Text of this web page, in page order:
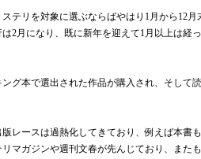
テリを対象に選ぶならばやはり1月から12
2月になり、既に新年を迎えて1月以上は経
グ本で選出された作品が購入され、そして
レースは過熱化してきており、例えば本書
マガジンや週刊文春が先んじており、また